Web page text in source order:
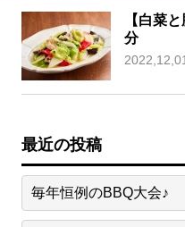
【白菜
分
最近の投稿
毎年恒例のBBQ大会♪